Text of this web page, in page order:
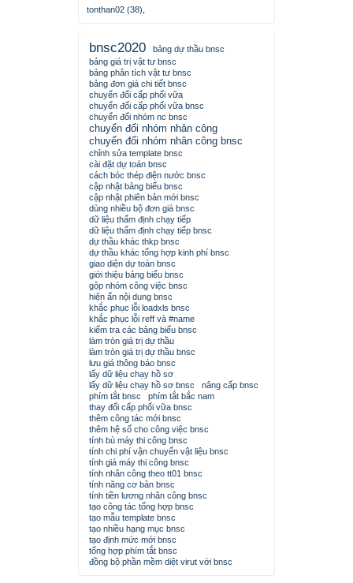
tonthan02 (38)
bnsc2020
bảng dự thầu bnsc
bảng giá trị vật tư bnsc
bảng phân tích vật tư bnsc
bảng đơn giá chi tiết bnsc
chuyển đổi cấp phối vữa
chuyển đổi cấp phối vữa bnsc
chuyển đổi nhóm nc bnsc
chuyển đổi nhóm nhân công
chuyển đổi nhóm nhân công bnsc
chỉnh sửa template bnsc
cài đặt dự toán bnsc
cách bóc thép điện nước bnsc
cập nhật bảng biểu bnsc
cập nhật phiên bản mới bnsc
dùng nhiều bộ đơn giá bnsc
dữ liệu thẩm định chạy tiếp
dữ liệu thẩm định chạy tiếp bnsc
dự thầu khác thkp bnsc
dự thầu khác tổng hợp kinh phí bnsc
giao diện dự toán bnsc
giới thiệu bảng biểu bnsc
gộp nhóm công việc bnsc
hiện ẩn nội dung bnsc
khắc phục lỗi loadxls bnsc
khắc phục lỗi reff và #name
kiểm tra các bảng biểu bnsc
làm tròn giá trị dự thầu
làm tròn giá trị dự thầu bnsc
lưu giá thông báo bnsc
lấy dữ liệu chạy hồ sơ
lấy dữ liệu chạy hồ sơ bnsc
nâng cấp bnsc
phím tắt bnsc
phím tắt bắc nam
thay đổi cấp phối vữa bnsc
thêm công tác mới bnsc
thêm hệ số cho công việc bnsc
tính bù máy thi công bnsc
tính chi phí vận chuyển vật liệu bnsc
tính giá máy thi công bnsc
tính nhân công theo tt01 bnsc
tính năng cơ bản bnsc
tính tiền lương nhân công bnsc
tạo công tác tổng hợp bnsc
tạo mẫu template bnsc
tạo nhiều hạng mục bnsc
tạo định mức mới bnsc
tổng hợp phím tắt bnsc
đồng bộ phần mềm diệt virut với bnsc